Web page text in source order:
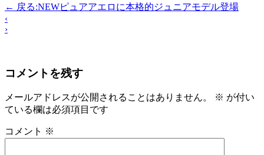
← 戻る:NEWピュアアエロに本格的ジュニアモデル登場
‹
›
コメントを残す
メールアドレスが公開されることはありません。 ※ が付い
ている欄は必須項目です
コメント ※